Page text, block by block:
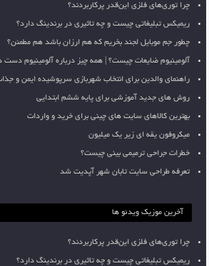
چرا توری‌های فلزی این‌قدر پرکاربردند؟
ریمیکس تبلیغاتی چیست و چه تاثیری در برندینگ دارد؟
چطور جم موبایل لجند بخریم که هم ارزان باشد هم مطمئن؟
آلومینیوم ضایعات چیست؟ | همه چیز درباره آلومینیوم دست
راهنمای والدین برای انتخاب شهربازی سرپوشیده ایمن و
روش های جدید آموزشی برای پایه ششم ابتدایی
بهترین کالاهای سایت های چینی برای خرید و واردات
میکروفون یقه ای زیر یک میلیون
خطرات جراحی ترمیمی بینی چیست؟
تعرفه طراحی سایت تابان شهر آپدیت شد
آخرین موزیک ویدئو ها
چرا توری‌های فلزی این‌قدر پرکاربردند؟
ریمیکس تبلیغاتی چیست و چه تاثیری در برندینگ دارد؟